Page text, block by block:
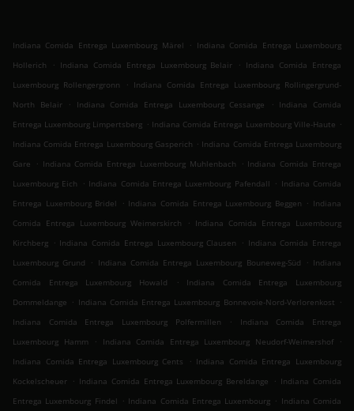
Indiana Comida Entrega Luxembourg Märel . Indiana Comida Entrega Luxembourg
Hollerich
. Indiana Comida Entrega Luxembourg Belair . Indiana Comida Entrega
Luxembourg Rollengergronn
. Indiana Comida Entrega Luxembourg Rollingergrund-
North Belair
. Indiana Comida Entrega Luxembourg Cessange . Indiana Comida
Entrega Luxembourg Limpertsberg . Indiana Comida Entrega Luxembourg Ville-Haute .
Indiana Comida Entrega Luxembourg Gasperich . Indiana Comida Entrega Luxembourg
Gare
. Indiana Comida Entrega Luxembourg Muhlenbach . Indiana Comida Entrega
Luxembourg Eich
. Indiana Comida Entrega Luxembourg Pafendall . Indiana Comida
Entrega Luxembourg Bridel
. Indiana Comida Entrega Luxembourg Beggen . Indiana
Comida Entrega Luxembourg Weimerskirch
. Indiana Comida Entrega Luxembourg
Kirchberg . Indiana Comida Entrega Luxembourg Clausen . Indiana Comida Entrega
Luxembourg Grund
. Indiana Comida Entrega Luxembourg Bouneweg-Süd . Indiana
Comida Entrega Luxembourg Howald
.
Indiana Comida Entrega Luxembourg
Dommeldange . Indiana Comida Entrega Luxembourg Bonnevoie-Nord-Verlorenkost .
Indiana Comida Entrega Luxembourg Polfermillen
.
Indiana Comida Entrega
Luxembourg Hamm
. Indiana Comida Entrega Luxembourg Neudorf-Weimershof
.
Indiana Comida Entrega Luxembourg Cents
. Indiana Comida Entrega Luxembourg
Kockelscheuer . Indiana Comida Entrega Luxembourg Bereldange . Indiana Comida
Entrega Luxembourg Findel . Indiana Comida Entrega Luxembourg . Indiana Comida